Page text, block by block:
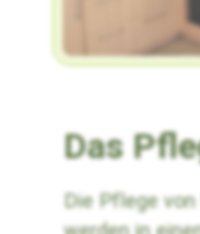
Das
Die Pflege